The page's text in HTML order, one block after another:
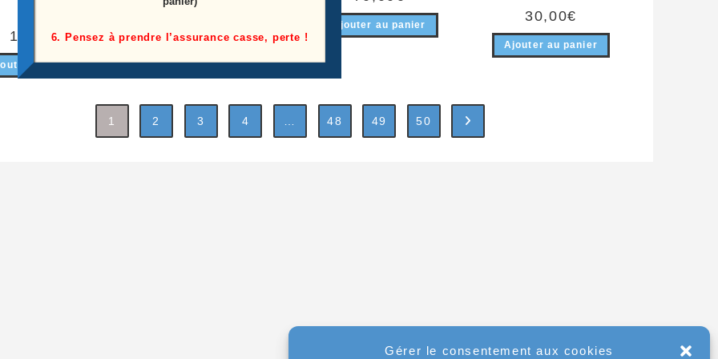
Gérer le consentement aux cookies
10,00€
au panier
Ajouter au panier
30,00€
Ajouter au panier
1 2 3 4 48 49 50
6. Pensez à prendre l’assurance casse, perte !